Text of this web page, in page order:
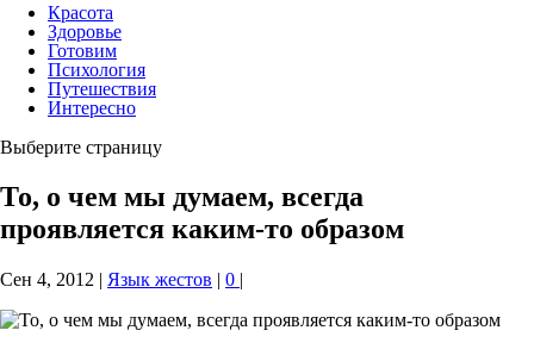
Красота
Здоровье
Готовим
Психология
Путешествия
Интересно
Выберите страницу
То, о чем мы думаем, всегда
проявляется каким-то образом
Сен 4, 2012 | Язык жестов | 0 |